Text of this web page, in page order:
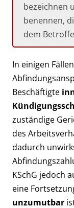
bezeichnen
benennen,
dem
In einigen
Beschäftigte
zuständige
des
dadurch
KSchG jedoch
eine
unzumutbar